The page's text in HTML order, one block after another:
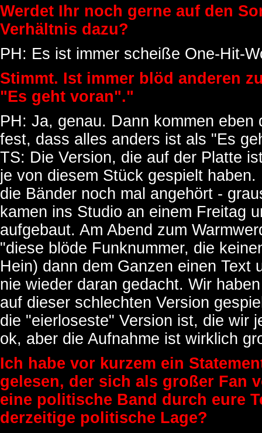
Werdet Ihr noch gerne auf den
Verhältnis dazu?
PH: Es ist immer scheiße One-Hit-
Stimmt. Ist immer blöd anderen
"Es geht voran"."
PH: Ja, genau. Dann kommen
fest, dass alles anders ist als "Es
TS: Die Version, die auf der Platte
je von diesem Stück gespielt
die Bänder noch mal angehört -
kamen ins Studio an einem Freitag
aufgebaut. Am Abend zum
"diese blöde Funknummer, die
Hein) dann dem Ganzen einen Text
nie wieder daran gedacht. Wir
auf dieser schlechten Version
die "eierloseste" Version ist, die wir
ok, aber die Aufnahme ist wirklich
Ich habe vor kurzem ein
gelesen, der sich als großer Fan
eine politische Band durch eure
derzeitige politische Lage?